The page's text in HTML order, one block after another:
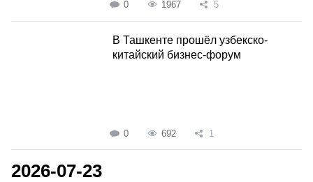
0 1967 5
В Ташкенте прошёл узбекско-
китайский бизнес-форум
0 692 1
2026-07-23